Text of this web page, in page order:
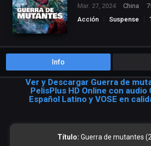
Mar. 27, 2024 China
Acción
Suspense
Info
Ver y Descargar Guerra de
PelisPlus HD Online con audio
Español Latino y VOSE en
Título: Guerra de mutantes